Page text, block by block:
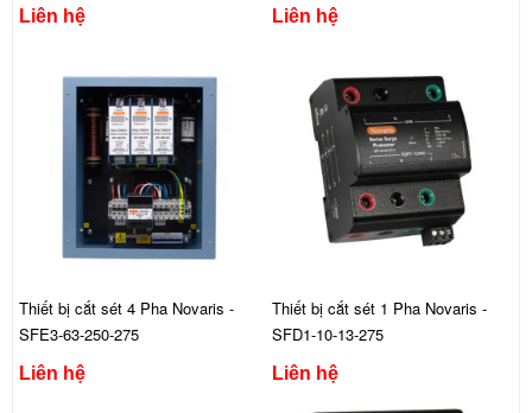
Liên hệ Liên hệ
Thiết bị cắt sét 4 Pha Novaris -
SFE3-63-250-275
Liên hệ
Thiết bị cắt sét 1 Pha Novaris -
SFD1-10-13-275
Liên hệ